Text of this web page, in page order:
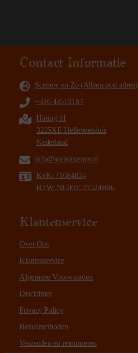
Contact Informatie
Scenery en Zo (Alleen post adres)
+316 43513184
Haring 11
3225XE Hellevoetsluis
Nederland
info@sceneryenzo.nl
KvK: 71684824
BTW: NL001537524B86
Klantenservice
Over Ons
Klantenservice
Algemene Voorwaarden
Disclaimer
Privacy Policy
Betaalmethoden
Verzenden en retourneren